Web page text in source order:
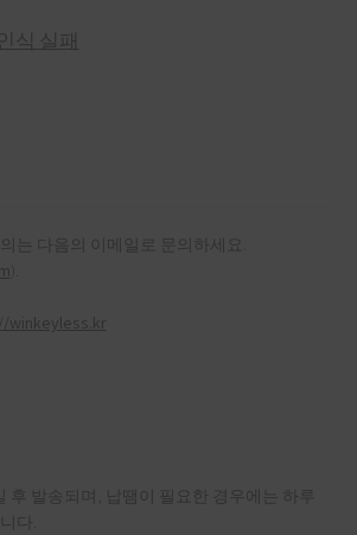
식 실패
는 다음의 이메일로 문의하세요.
winkeyless.kr
후 발송되며, 납땜이 필요한 경우에는 하루
다.